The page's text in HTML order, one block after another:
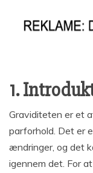
1.
Graviditeten er et
parforhold. Det er
ændringer, og det
igennem det. For